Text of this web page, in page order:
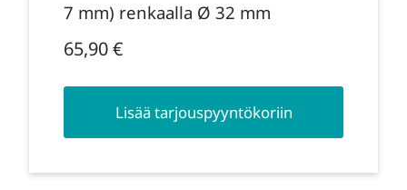
7 mm) renkaalla Ø 32 mm
65,90€
Lisää tarjouspyyntökoriin